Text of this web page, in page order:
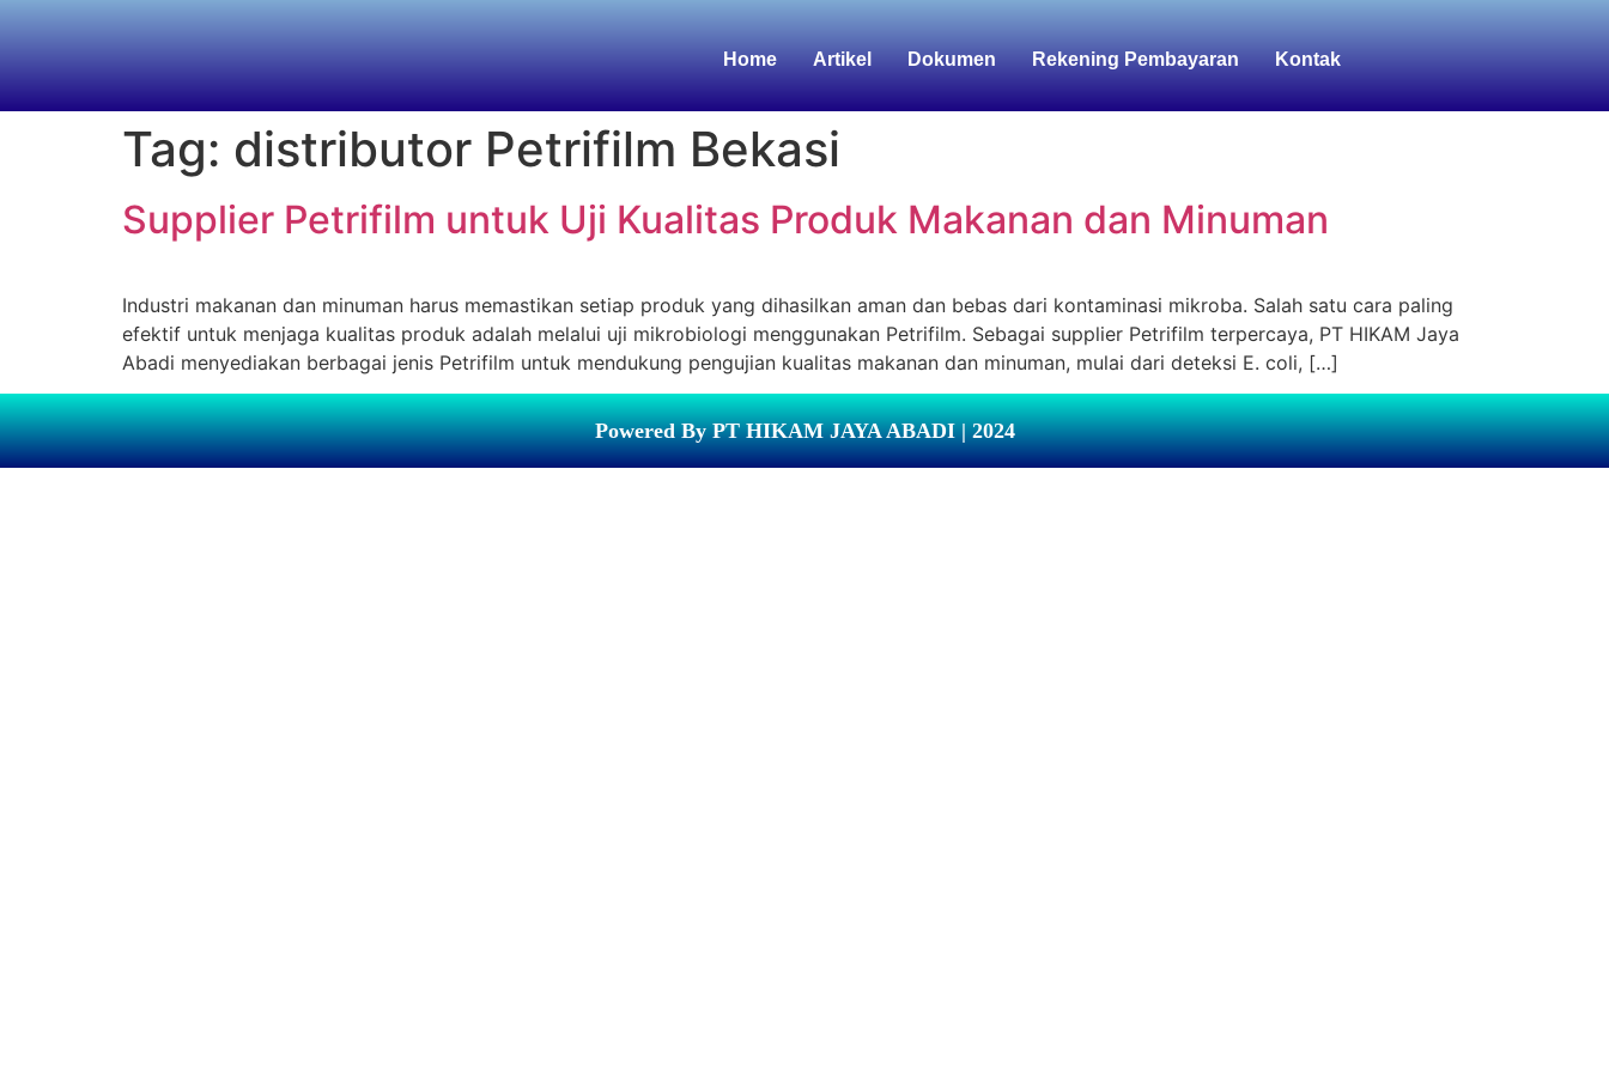
Home Artikel Dokumen Rekening Pembayaran Kontak
Tag: distributor Petrifilm Bekasi
Supplier Petrifilm untuk Uji Kualitas Produk Makanan dan Minuman
Industri makanan dan minuman harus memastikan setiap produk yang dihasilkan aman dan bebas dari kontaminasi mikroba. Salah satu cara paling
efektif untuk menjaga kualitas produk adalah melalui uji mikrobiologi menggunakan Petrifilm. Sebagai supplier Petrifilm terpercaya, PT HIKAM Jaya
Abadi menyediakan berbagai jenis Petrifilm untuk mendukung pengujian kualitas makanan dan minuman, mulai dari deteksi E. coli, […]
Powered By PT HIKAM JAYA ABADI | 2024